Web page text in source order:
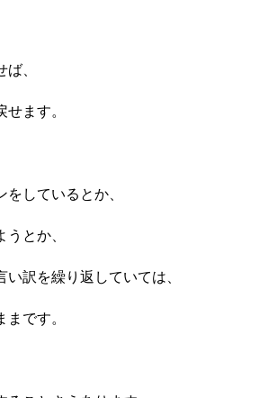
、
ます。
しているとか、
とか、
い訳を繰り返していては、
です。